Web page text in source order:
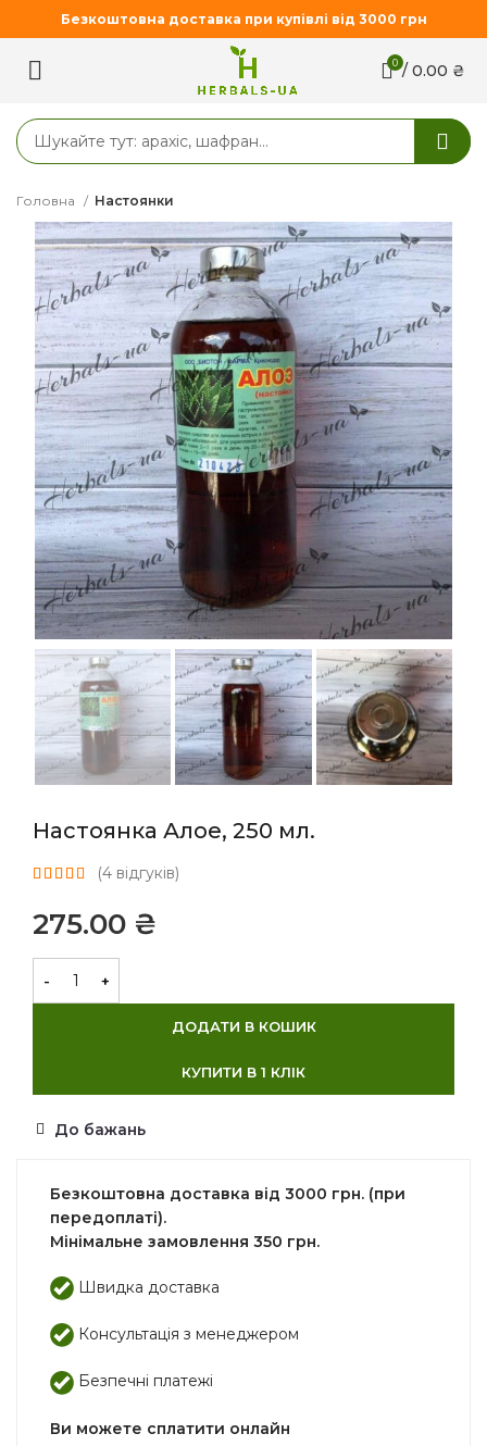
0 / 0.00 ₴
Головна Настоянки
Настоянка Алое, 250 мл.
(4 відгуків)
₴
ДОДАТИ В КОШИК
КУПИТИ В 1 КЛІК
Безкоштовна доставка від 3000 грн. (при
передоплаті).
Мінімальне замовлення 350 грн.
Швидка доставка
Консультація з менеджером
Безпечні платежі
Ви можете сплатити онлайн
До бажань
Безкоштовна доставка при купівлі від 3000 грн